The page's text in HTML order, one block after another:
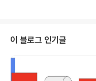
를 통하여 수집되어 Kubelet을 통
전달된다. cAdvisot는 컨테이너
집하지만, Kubelet은 컨테이너 이
보는 metric server로 전달되고
이 블로그 인기글